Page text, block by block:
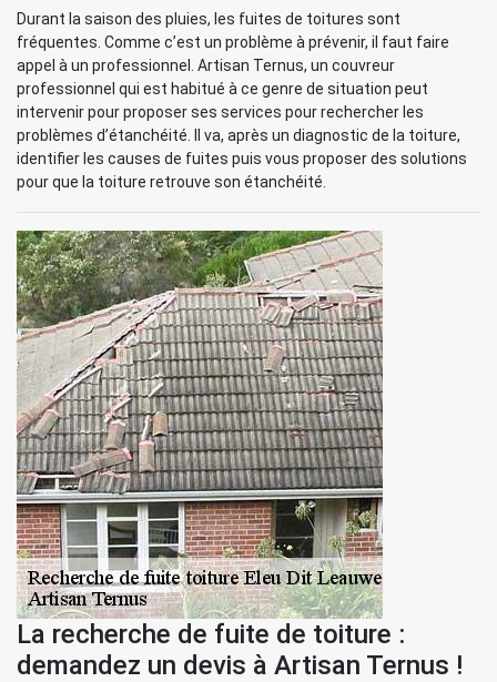
Durant la saison des pluies, les fuites de toitures sont
fréquentes. Comme c’est un problème à prévenir, il faut faire
appel à un professionnel. Artisan Ternus, un couvreur
professionnel qui est habitué à ce genre de situation peut
intervenir pour proposer ses services pour rechercher les
problèmes d’étanchéité. Il va, après un diagnostic de la toiture,
identifier les causes de fuites puis vous proposer des solutions
pour que la toiture retrouve son étanchéité.
La recherche de fuite de toiture :
demandez un devis à Artisan Ternus !